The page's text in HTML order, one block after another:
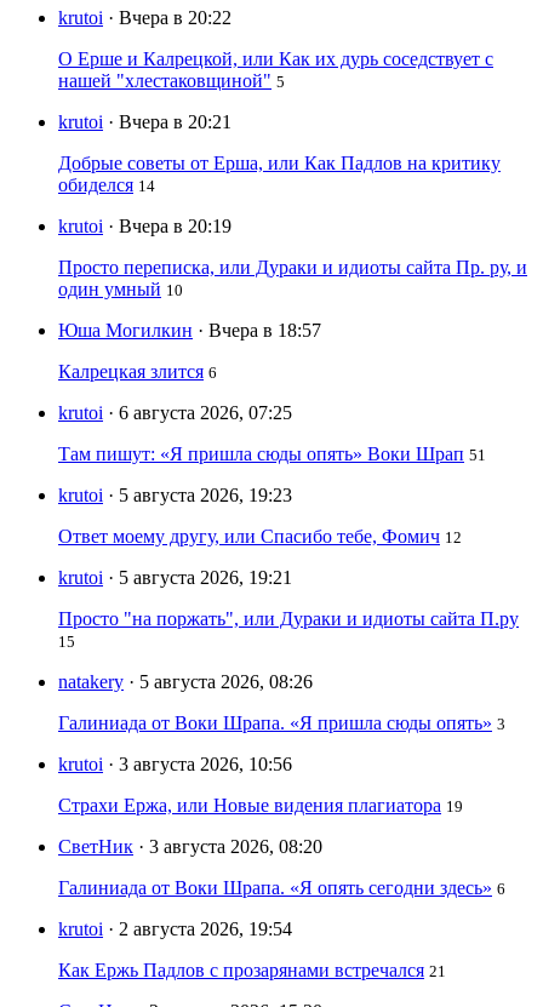
krutoi · Вчера в 20:22
О Ерше и Калрецкой, или Как их дурь соседствует с
нашей "хлестаковщиной" 5
krutoi · Вчера в 20:21
Добрые советы от Ерша, или Как Падлов на критику
обиделся 14
krutoi · Вчера в 20:19
Просто переписка, или Дураки и идиоты сайта Пр. ру, и
один умный 10
Юша Могилкин · Вчера в 18:57
Калрецкая злится 6
krutoi · 6 августа 2026, 07:25
Там пишут: «Я пришла сюды опять» Воки Шрап 51
krutoi · 5 августа 2026, 19:23
Ответ моему другу, или Спасибо тебе, Фомич 12
krutoi · 5 августа 2026, 19:21
Просто "на поржать", или Дураки и идиоты сайта П.ру
15
natakery · 5 августа 2026, 08:26
Галиниада от Воки Шрапа. «Я пришла сюды опять» 3
krutoi · 3 августа 2026, 10:56
Страхи Ержа, или Новые видения плагиатора 19
СветНик · 3 августа 2026, 08:20
Галиниада от Воки Шрапа. «Я опять сегодни здесь» 6
krutoi · 2 августа 2026, 19:54
Как Ержь Падлов с прозарянами встречался 21